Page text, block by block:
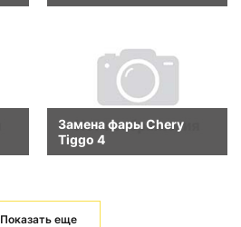
Замена фары Chery
Tiggo 4
Показать еще